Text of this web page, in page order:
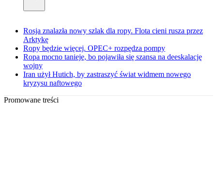
Rosja znalazła nowy szlak dla ropy. Flota cieni rusza przez
Arktykę
Ropy będzie więcej. OPEC+ rozpędza pompy
Ropa mocno tanieje, bo pojawiła się szansa na deeskalację
wojny
Iran użył Hutich, by zastraszyć świat widmem nowego
kryzysu naftowego
Promowane treści